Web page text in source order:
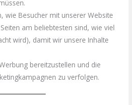
wie Besucher mit unserer Website
am beliebtesten sind, wie viel
wird), damit wir unsere Inhalte
bereitzustellen und die
zu verfolgen.